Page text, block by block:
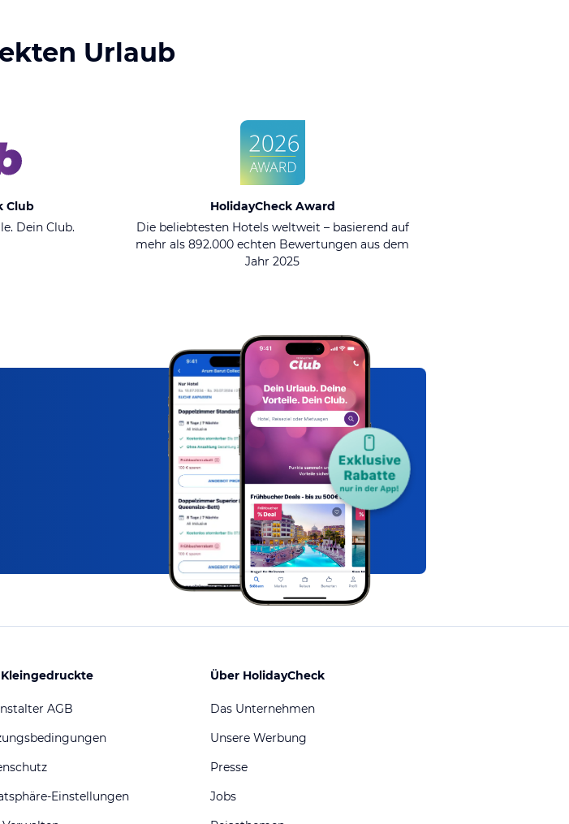
Urlaub
Club
Dein Club.
HolidayCheck Award
Die beliebtesten Hotels weltweit – basierend auf
mehr als 892.000 echten Bewertungen aus dem
Jahr 2025
Kleingedruckte
AGB
Einstellungen
Über HolidayCheck
Das Unternehmen
Unsere Werbung
Presse
Jobs